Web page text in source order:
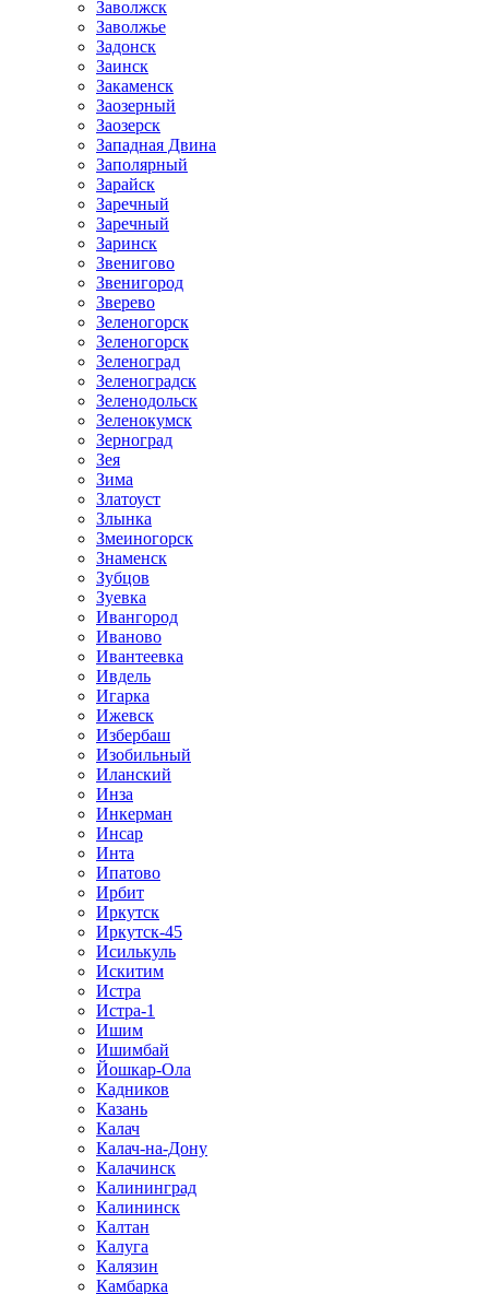
Заволжск
Заволжье
Задонск
Заинск
Закаменск
Заозерный
Заозерск
Западная Двина
Заполярный
Зарайск
Заречный
Заречный
Заринск
Звенигово
Звенигород
Зверево
Зеленогорск
Зеленогорск
Зеленоград
Зеленоградск
Зеленодольск
Зеленокумск
Зерноград
Зея
Зима
Златоуст
Злынка
Змеиногорск
Знаменск
Зубцов
Зуевка
Ивангород
Иваново
Ивантеевка
Ивдель
Игарка
Ижевск
Избербаш
Изобильный
Иланский
Инза
Инкерман
Инсар
Инта
Ипатово
Ирбит
Иркутск
Иркутск-45
Исилькуль
Искитим
Истра
Истра-1
Ишим
Ишимбай
Йошкар-Ола
Кадников
Казань
Калач
Калач-на-Дону
Калачинск
Калининград
Калининск
Калтан
Калуга
Калязин
Камбарка